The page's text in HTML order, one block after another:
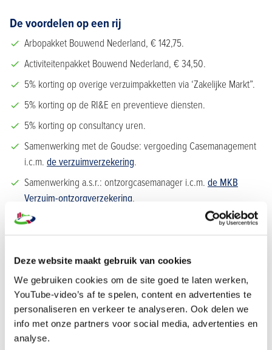
Deze website maakt gebruik van cookies
We gebruiken cookies om de site goed te laten werken,
YouTube-video’s af te spelen, content en advertenties te
personaliseren en verkeer te analyseren. Ook delen we
info met onze partners voor social media, advertenties en
analyse.
De voordelen op een rij
Arbopakket Bouwend Nederland, € 142,75.
Activiteitenpakket Bouwend Nederland, € 34,50.
5% korting op overige verzuimpakketten via ‘Zakelijke Markt”.
5% korting op de RI&E en preventieve diensten.
5% korting op consultancy uren.
Samenwerking met de Goudse: vergoeding Casemanagement
i.c.m. de verzuimverzekering.
Samenwerking a.s.r.: ontzorgcasemanager i.c.m. de MKB
Verzuim-ontzorgverzekering.
Goed om te weten
arbozaken goed op orde hebt.
Uitvoering van het pakket Preventiezorg van Volandis.
De verantwoordelijkheid voor advies en toelichtingen op
verzekeringen ligt niet bij Bouwend Nederland. Bouwend